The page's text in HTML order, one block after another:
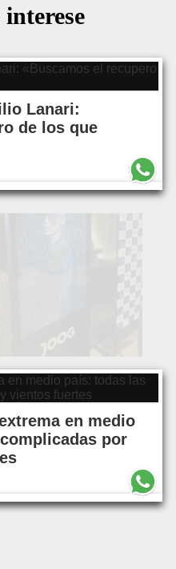
Lanari:
de los que
en medio
por